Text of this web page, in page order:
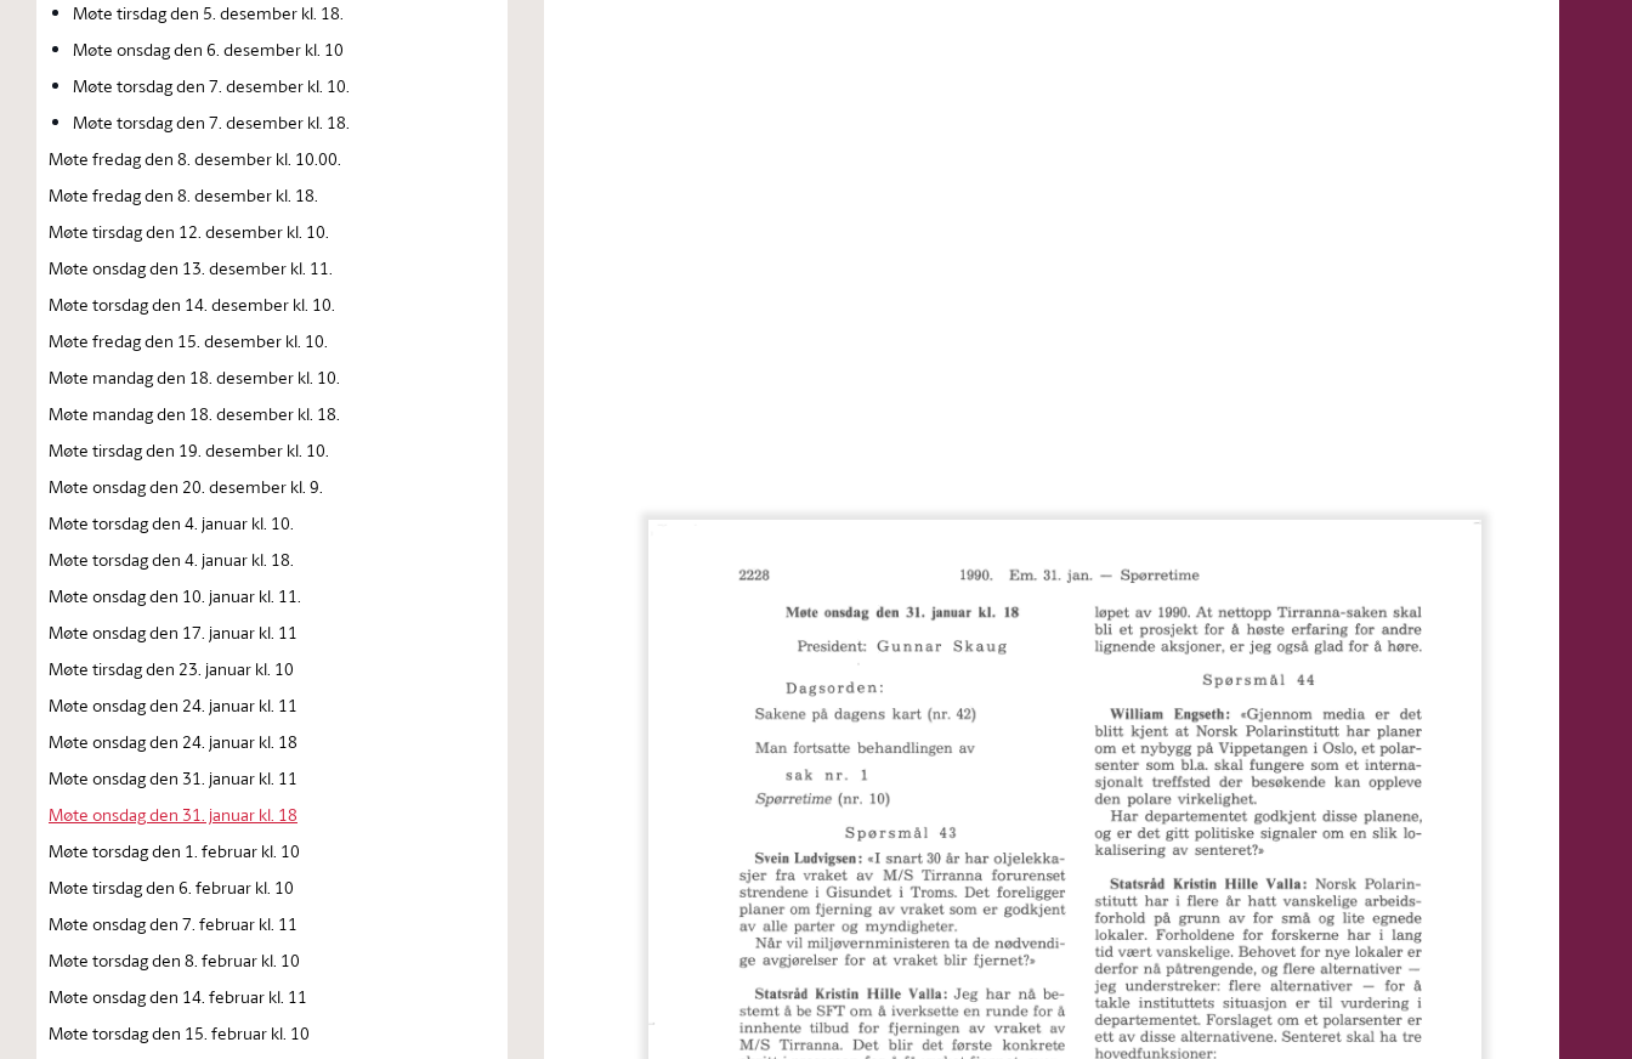
Møte tirsdag den 5. desember kl. 18.
Møte onsdag den 6. desember kl. 10
Møte torsdag den 7. desember kl. 10.
Møte torsdag den 7. desember kl. 18.
Møte fredag den 8. desember kl. 10.00.
Møte fredag den 8. desember kl. 18.
Møte tirsdag den 12. desember kl. 10.
Møte onsdag den 13. desember kl. 11.
Møte torsdag den 14. desember kl. 10.
Møte fredag den 15. desember kl. 10.
Møte mandag den 18. desember kl. 10.
Møte mandag den 18. desember kl. 18.
Møte tirsdag den 19. desember kl. 10.
Møte onsdag den 20. desember kl. 9.
Møte torsdag den 4. januar kl. 10.
Møte torsdag den 4. januar kl. 18.
Møte onsdag den 10. januar kl. 11.
Møte onsdag den 17. januar kl. 11
Møte tirsdag den 23. januar kl. 10
Møte onsdag den 24. januar kl. 11
Møte onsdag den 24. januar kl. 18
Møte onsdag den 31. januar kl. 11
Møte onsdag den 31. januar kl. 18
Møte torsdag den 1. februar kl. 10
Møte tirsdag den 6. februar kl. 10
Møte onsdag den 7. februar kl. 11
Møte torsdag den 8. februar kl. 10
Møte onsdag den 14. februar kl. 11
Møte torsdag den 15. februar kl. 10